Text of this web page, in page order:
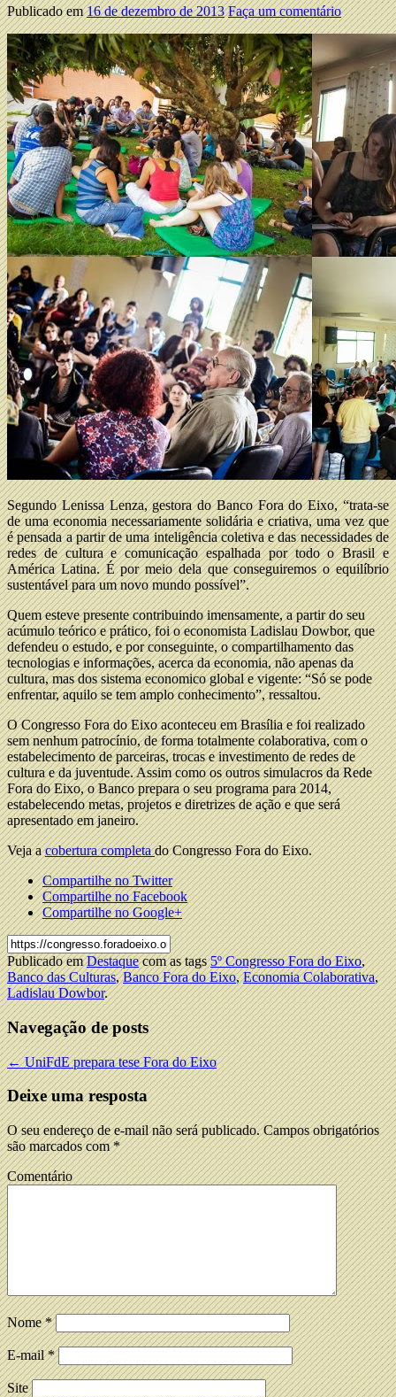
Publicado em16 de dezembro de 2013 Faça um comentário
Segundo Lenissa Lenza, gestora do Banco Fora do Eixo, “trata-se
de uma economia necessariamente solidária e criativa, uma vez que
é pensada a partir de uma inteligência coletiva e das necessidades de
redes de cultura e comunicação espalhada por todo o Brasil e
América Latina. É por meio dela que conseguiremos o equilíbrio
sustentável para um novo mundo possível”.
Quem esteve presente contribuindo imensamente, a partir do seu
acúmulo teórico e prático, foi o economista Ladislau Dowbor, que
defendeu o estudo, e por conseguinte, o compartilhamento das
tecnologias e informações, acerca da economia, não apenas da
cultura, mas dos sistema economico global e vigente: “Só se pode
enfrentar, aquilo se tem amplo conhecimento”, ressaltou.
O Congresso Fora do Eixo aconteceu em Brasília e foi realizado
sem nenhum patrocínio, de forma totalmente colaborativa, com o
estabelecimento de parceiras, trocas e investimento de redes de
cultura e da juventude. Assim como os outros simulacros da Rede
Fora do Eixo, o Banco prepara o seu programa para 2014,
estabelecendo metas, projetos e diretrizes de ação e que será
apresentado em janeiro.
Veja acobertura completado Congresso Fora do Eixo.
Compartilhe no Twitter
Compartilhe no Facebook
Compartilhe no Google+
Publicado emDestaquecom as tags5º Congresso Fora do Eixo,
Banco das Culturas,Banco Fora do Eixo,Economia Colaborativa,
Ladislau Dowbor.
Navegação de posts
←UniFdE prepara tese Fora do Eixo
Deixe uma resposta
O seu endereço de e-mail não será publicado.Campos obrigatórios
são marcados com*
Comentário
Nome*
E-mail*
Site